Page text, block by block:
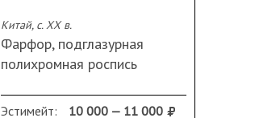
Китай, с. ХХ в.
Фарфор, подглазурная
полихромная роспись
Высота 10,5 см., 8,0 см
Эстимейт: 10 000 — 11 000